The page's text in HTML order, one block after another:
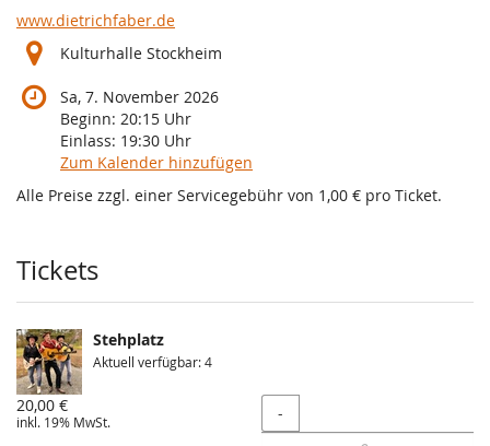
www.dietrichfaber.de
Kulturhalle Stockheim
Sa, 7. November 2026
Beginn: 20:15 Uhr
Einlass: 19:30 Uhr
Zum Kalender hinzufügen
Alle Preise zzgl. einer Servicegebühr von 1,00 € pro Ticket.
Produkte
Tickets
Stehplatz
Aktuell verfügbar: 4
20,00 €
inkl. 19% MwSt. Menge
-